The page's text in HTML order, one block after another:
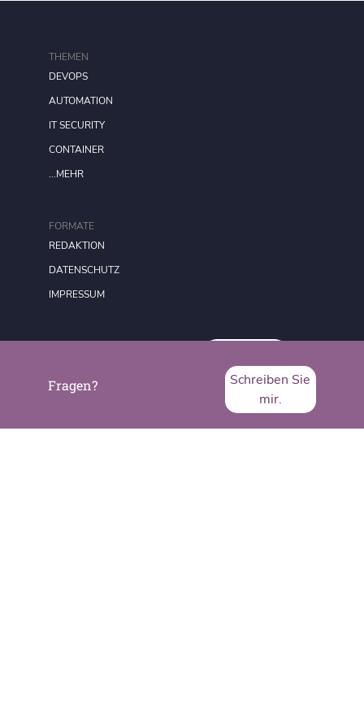
Fragen?
Schreiben Sie
mir.
FORMATE
REDAKTION
DATENSCHUTZ
IMPRESSUM
THEMEN
DEVOPS
AUTOMATION
IT SECURITY
CONTAINER
...MEHR